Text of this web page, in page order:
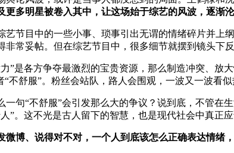
更多明星被卷入其中，让这场始于综艺的风波，逐渐
目中的一些小事、琐事引出无谓的情绪碎片并上纲
非常妥帖。但在综艺节目中，很多细节就摆到镜头下
各方争夺最激烈的宝贵资源，那么制造冲突、放
“不舒服”。粉丝会站队，路人会围观，一波又一波看
“不舒服”会引发那么大的争议？说到底，不管在
”。这不光是古人留下的智慧，也是现代社会中真正应
微博、说得对不对，一个人到底该怎么正确表达情绪